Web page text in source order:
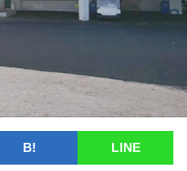
B! LINE